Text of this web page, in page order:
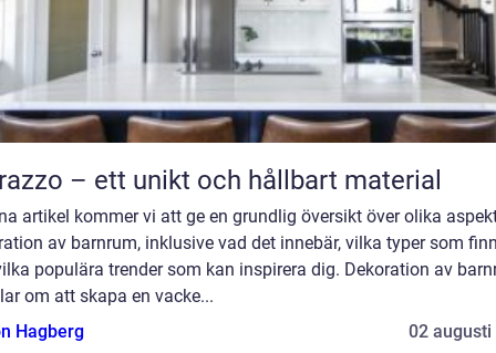
– ett unikt och hållbart material
artikel kommer vi att ge en grundlig översikt över olika
av barnrum, inklusive vad det innebär, vilka typer som
populära trender som kan inspirera dig. Dekoration av
om att skapa en vacke...
Hagberg
02 augusti